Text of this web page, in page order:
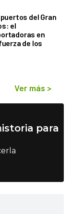
del Gran
el
en
de los
Ver más >
para